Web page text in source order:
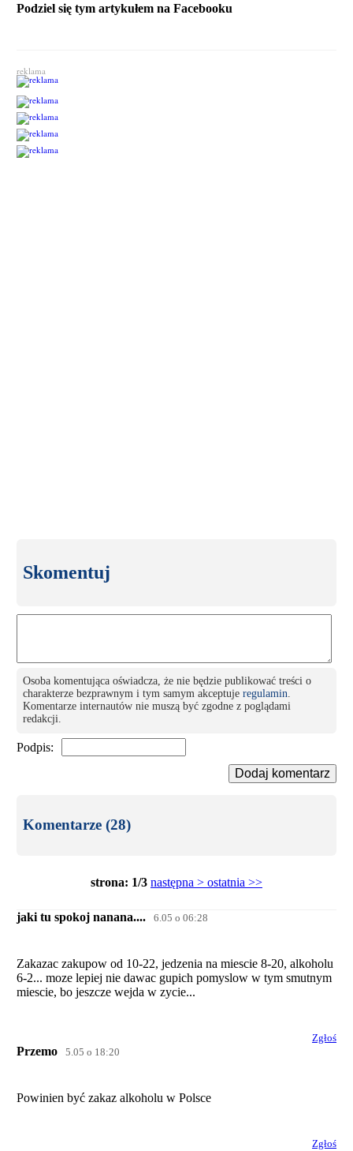
Podziel się tym artykułem na Facebooku
reklama
Skomentuj
Osoba komentująca oświadcza, że nie będzie publikować treści o
charakterze bezprawnym i tym samym akceptujeregulamin
Komentarze internautów nie muszą być zgodne z poglądami
redakcji.
Podpis:
Dodaj komentarz
Komentarze (28)
strona: 1/3 następna > ostatnia >>
jaki tu spokoj nanana.... 6.05 o 06:28
Zakazac zakupow od 10-22, jedzenia na miescie 8-20, alkoholu
6-2... moze lepiej nie dawac gupich pomyslow w tym smutnym
miescie, bo jeszcze wejda w zycie...
Zgłoś
Przemo 5.05 o 18:20
Powinien być zakaz alkoholu w Polsce
Zgłoś